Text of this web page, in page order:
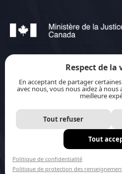
jurisource.ca est financé
Justice du Canada dans
d’action pour les langues
Protection-promotion-
Distantia
Respect de la
En acceptant de partager
avec nous, vous nous aidez à
meilleure
Tout refuser
Tout
Politique de confidentialité
Politique de protection des